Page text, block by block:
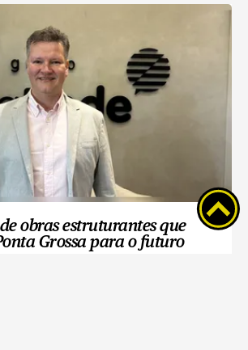
obras estruturantes que
Grossa para o futuro